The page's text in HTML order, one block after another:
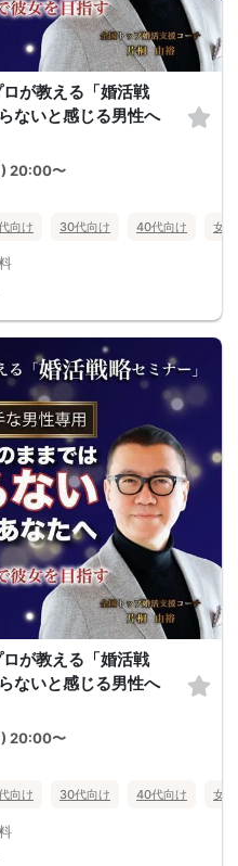
が教える「婚活戦
ないと感じる男性へ
) 20:00〜
向け 30代向け 40代向け 女
が教える「婚活戦
ないと感じる男性へ
) 20:00〜
向け 30代向け 40代向け 女